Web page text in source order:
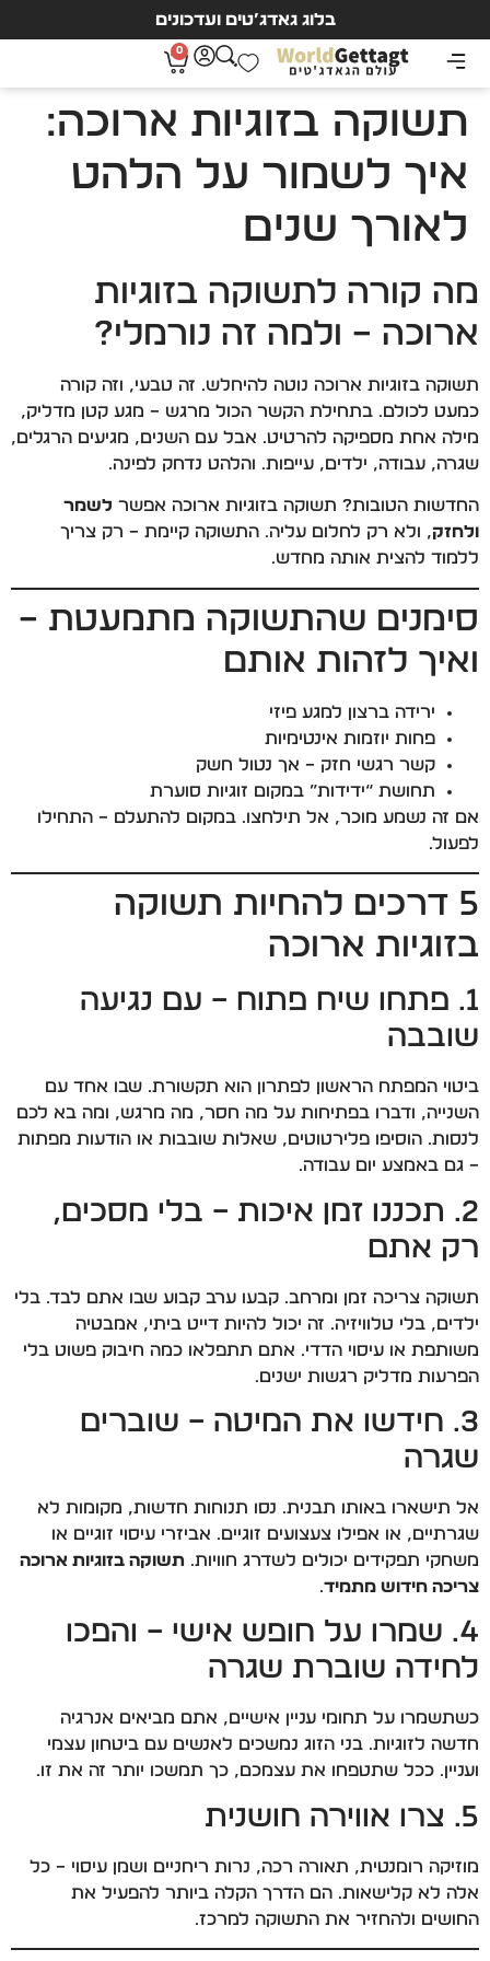
בלוג גאדג’טים ועדכונים
0
תשוקה בזוגיות ארוכה:
איך לשמור על הלהט
לאורך שנים
מה קורה לתשוקה בזוגיות
ארוכה – ולמה זה נורמלי?
תשוקה בזוגיות ארוכה נוטה להיחלש. זה טבעי, וזה קורה
כמעט לכולם. בתחילת הקשר הכול מרגש – מגע קטן מדליק,
מילה אחת מספיקה להרטיט. אבל עם השנים, מגיעים הרגלים,
שגרה, עבודה, ילדים, עייפות… והלהט נדחק לפינה.
החדשות הטובות? תשוקה בזוגיות ארוכה אפשר לשמר
ולחזק, ולא רק לחלום עליה. התשוקה קיימת – רק צריך
ללמוד להצית אותה מחדש.
סימנים שהתשוקה מתמעטת –
ואיך לזהות אותם
ירידה ברצון למגע פיזי
פחות יוזמות אינטימיות
קשר רגשי חזק – אך נטול חשק
תחושת “ידידות” במקום זוגיות סוערת
אם זה נשמע מוכר, אל תילחצו. במקום להתעלם – התחילו
לפעול.
5 דרכים להחיות תשוקה
בזוגיות ארוכה
1. פתחו שיח פתוח – עם נגיעה
שובבה
ביטוי המפתח הראשון לפתרון הוא תקשורת. שבו אחד עם
השנייה, ודברו בפתיחות על מה חסר, מה מרגש, ומה בא לכם
לנסות. הוסיפו פלירטוטים, שאלות שובבות או הודעות מפתות
– גם באמצע יום עבודה.
2. תכננו זמן איכות – בלי מסכים,
רק אתם
תשוקה צריכה זמן ומרחב. קבעו ערב קבוע שבו אתם לבד. בלי
ילדים, בלי טלוויזיה. זה יכול להיות דייט ביתי, אמבטיה
משותפת או עיסוי הדדי. אתם תתפלאו כמה חיבוק פשוט בלי
הפרעות מדליק רגשות ישנים.
3. חידשו את המיטה – שוברים
שגרה
אל תישארו באותו תבנית. נסו תנוחות חדשות, מקומות לא
שגרתיים, או אפילו צעצועים זוגיים. אביזרי עיסוי זוגיים או
משחקי תפקידים יכולים לשדרג חוויות. תשוקה בזוגיות ארוכה
צריכה חידוש מתמיד.
4. שמרו על חופש אישי – והפכו
לחידה שוברת שגרה
כשתשמרו על תחומי עניין אישיים, אתם מביאים אנרגיה
חדשה לזוגיות. בני הזוג נמשכים לאנשים עם ביטחון עצמי
ועניין. ככל שתטפחו את עצמכם, כך תמשכו יותר זה את זו.
5. צרו אווירה חושנית
מוזיקה רומנטית, תאורה רכה, נרות ריחניים ושמן עיסוי – כל
אלה לא קלישאות. הם הדרך הקלה ביותר להפעיל את
החושים ולהחזיר את התשוקה למרכז.